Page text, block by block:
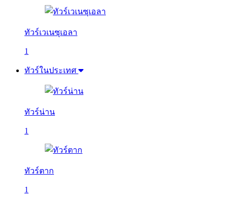
ทัวร์เวเนซุเอลา
1
ทัวร์ในประเทศ
ทัวร์น่าน
1
ทัวร์ตาก
1